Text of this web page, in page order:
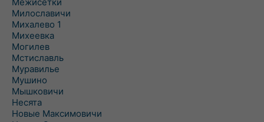
Милославичи
Михалево 1
Михеевка
Могилев
Мстиславль
Муравилье
Мушино
Мышковичи
Несята
Новые Максимовичи